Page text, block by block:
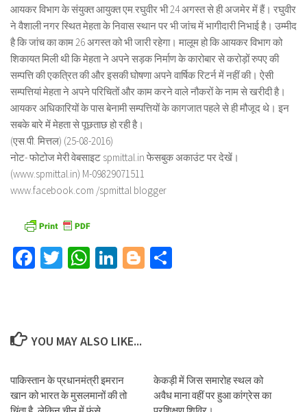
आयकर विभाग के संयुक्त आयुक्त एम.रघुवीर भी 24 अगस्त से ही अजमेर में हैं। रघुवीर
ने वैशाली नगर स्थित मेहता के निवास स्थान पर भी जांच में भागीदारी निभाई है। उम्मीद
है कि जांच का काम 26 अगस्त को भी जारी रहेगा। मालूम हो कि आयकर विभाग को
शिकायत मिली थी कि मेहता ने अपने सड़क निर्माण के कारोबार से करोड़ों रुपए की
सम्पत्ति की एकत्रित की और इसकी घोषणा अपने वार्षिक रिटर्न में नहीं की। ऐसी
सम्पत्तियां मेहता ने अपने परिचितों और काम करने वाले नौकरों के नाम से खरीदी है।
आयकर अधिकारियों के पास बेनामी सम्पत्तियों के कागजात पहले से ही मौजूद थे। इन
सबके बारे में मेहता से पूछताछ हो रही है।
(एस.पी. मित्तल) (25-08-2016)
नोट- फोटोज मेरी वेबसाइट spmittal.in फेसबुक अकाउंट पर देखें।
(www.spmittal.in) M-09829071511
www.facebook.com /spmittal blogger
Facebook
TwitterWhatsApp
LinkedIn
Blogger
YOU MAY ALSO LIKE...
पाकिस्तान के प्रधानमंत्री इमरान
खान को भारत के मुसलमानों की तो
केकड़ी में जिस समारोह स्थल को
अवैध माना वहीं पर हुआ कांग्रेस का